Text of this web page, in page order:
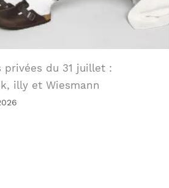
privées du 31 juillet :
illy et Wiesmann